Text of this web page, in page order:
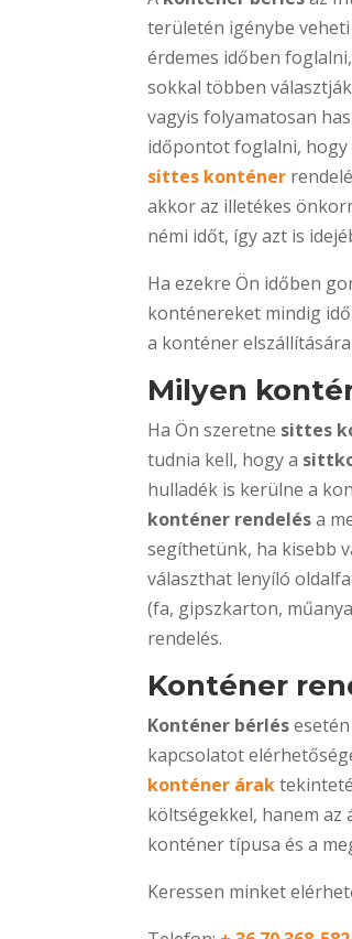
területén igénybe
érdemes időben
sokkal többen
vagyis folyamatosan
időpontot foglalni, hogy
sittes konténer
akkor az illetékes
némi időt, így azt is
Ha ezekre Ön időben
konténereket mindig
a konténer
Milyen
Ha Ön szeretne sittes
tudnia kell, hogy a
hulladék is kerülne a
konténer rendelésa
segíthetünk, ha kisebb
választhat lenyíló
(fa, gipszkarton,
rendelés.
Konténer
Konténer bérlés
kapcsolatot
konténer árak
költségekkel, hanem az
konténer típusa és a
Keressen minket